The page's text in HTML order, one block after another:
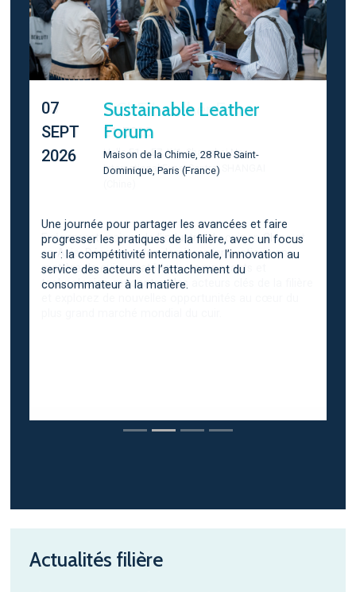
07
SEPT
2026
Sustainable Leather
Forum
Maison de la Chimie, 28 Rue Saint-
Dominique, Paris (France)
Une journée pour partager les avancées et faire
progresser les pratiques de la filière, avec un focus
sur : la compétitivité internationale, l’innovation au
service des acteurs et l’attachement du
consommateur à la matière.
Actualités filière